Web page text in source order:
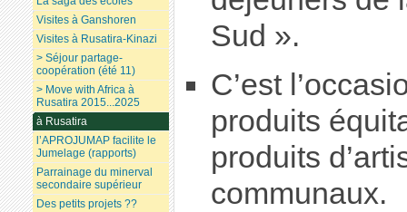
Sud ».
C’est
produits
produits
communaux.
Visites à Ganshoren
Visites à Rusatira-Kinazi
> Séjour partage-
coopération (été 11)
> Move with Africa à
Rusatira 2015...2025
à Rusatira
l’APROJUMAP facilite le
Jumelage (rapports)
Parrainage du minerval
secondaire supérieur
Des petits projets ??